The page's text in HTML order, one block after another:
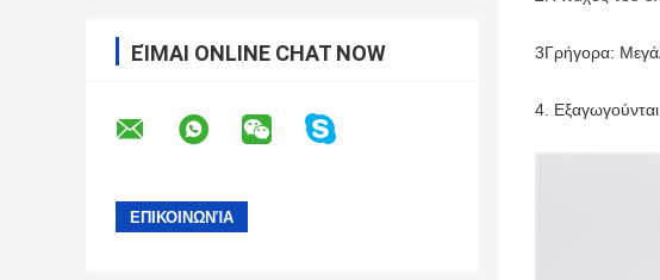
ΕΊΜΑΙ ONLINE CHAT NOW 3Γρήγορα:
4.